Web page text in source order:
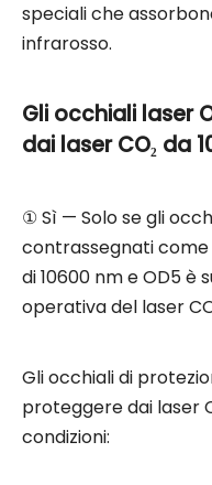
speciali che
infrarosso.
Gli occhiali laser
dai laser CO₂ da
① Sì — Solo se gli
contrassegnati
di 10600 nm e OD5
operativa del laser
Gli occhiali di
proteggere dai laser
condizioni: